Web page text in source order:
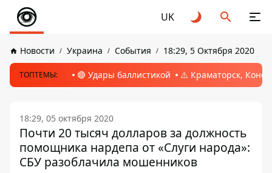
UK
Новости Украина События 18:29, 5 Октября 2020
ТОПТЕМЫ: 🔴 Удары баллистикой ⚠️ Краматорск,
18:29, 05 октября 2020
Почти 20 тысяч долларов за должность
помощника нардепа от «Слуги народа»:
СБУ разоблачила мошенников